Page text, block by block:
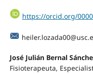
https://orcid.org/
José Julián Bernal
Fisioterapeuta,